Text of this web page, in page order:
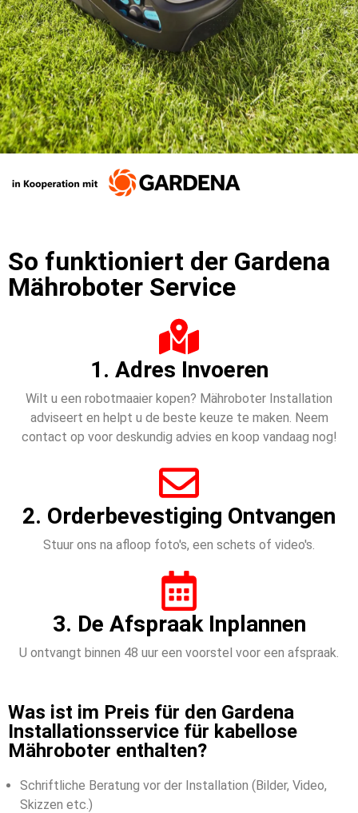
So funktioniert der Gardena
Mähroboter Service
1. Adres Invoeren
Wilt u een robotmaaier kopen? Mähroboter Installation
adviseert en helpt u de beste keuze te maken. Neem
contact op voor deskundig advies en koop vandaag nog!
2. Orderbevestiging Ontvangen
Stuur ons na afloop foto's, een schets of video's.
3. De Afspraak Inplannen
U ontvangt binnen 48 uur een voorstel voor een afspraak.
Was ist im Preis für den Gardena
Installationsservice für kabellose
Mähroboter enthalten?
Schriftliche Beratung vor der Installation (Bilder, Video,
Skizzen etc.)